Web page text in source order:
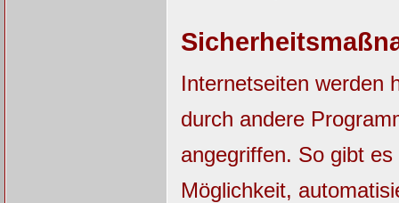
Internetseiten werden
durch andere
angegriffen. So gibt es
Möglichkeit,